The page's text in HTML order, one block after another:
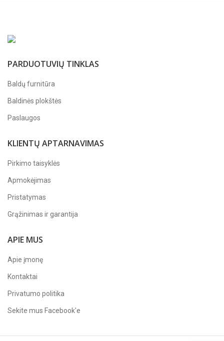
PARDUOTUVIŲ TINKLAS
Baldų furnitūra
Baldinės plokštės
Paslaugos
KLIENTŲ APTARNAVIMAS
Pirkimo taisyklės
Apmokėjimas
Pristatymas
Grąžinimas ir garantija
APIE MUS
Apie įmonę
Kontaktai
Privatumo politika
Sekite mus Facebook'e